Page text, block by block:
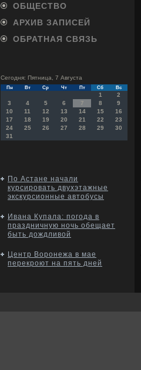
ОБЩЕСТВО
АРХИВ ЗАПИСЕЙ
ОБРАТНАЯ СВЯЗЬ
Сегодня: Пятница, 7 Августа
Пн Вт Ср Чт Пт Сб Вс
1
2
3
4 5 6 7 8
9
10
11 12 13 14 15
16
17
18 19 20 21 22
23
24
25 26 27 28 29
30
31
По Астане начали
курсировать двухэтажные
экскурсионные автобусы
Ивана Купала: погода в
праздничную ночь обещает
быть дождливой
Центр Воронежа в мае
перекроют на пять дней